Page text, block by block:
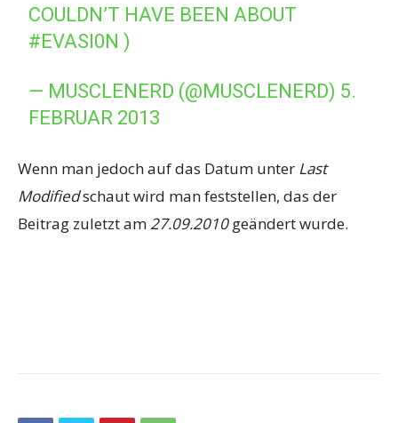
COULDN’T HAVE BEEN ABOUT
#EVASI0N )
— MUSCLENERD (@MUSCLENERD) 5.
FEBRUAR 2013
Wenn man jedoch auf das Datum unter Last
Modifiedschaut wird man feststellen, das der
Beitrag zuletzt am 27.09.2010geändert wurde.